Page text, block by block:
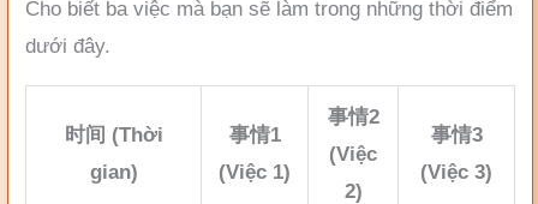
Cho biết ba việc mà bạn sẽ làm trong những thời điểm
dưới đây.
时间 (Thời
gian)
事情1
(Việc 1)
事情2
(Việc
2)
事情3
(Việc 3)